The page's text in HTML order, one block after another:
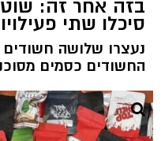
בזה אחר זה:
סיכלו שתי
החשודים כסמים